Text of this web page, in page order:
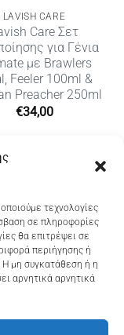
τεχνολογίες
σε πληροφορίες
θα επιτρέψει σε
περιήγησης ή
Η μη συγκατάθεση ή η
αρνητικά αρνητικά
LAVISH CARE
Care Σετ
για Γένια
με Brawlers
Feeler 100ml &
Preacher 250ml
€34,00
33, τηλ 28210
28210 94712